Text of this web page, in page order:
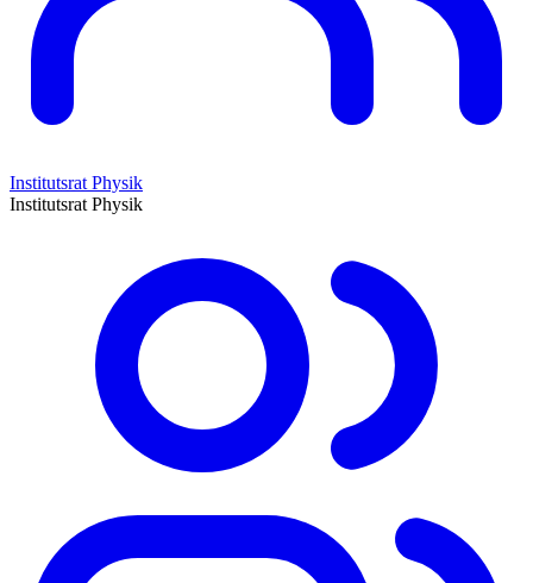
Institutsrat Physik
Institutsrat Physik